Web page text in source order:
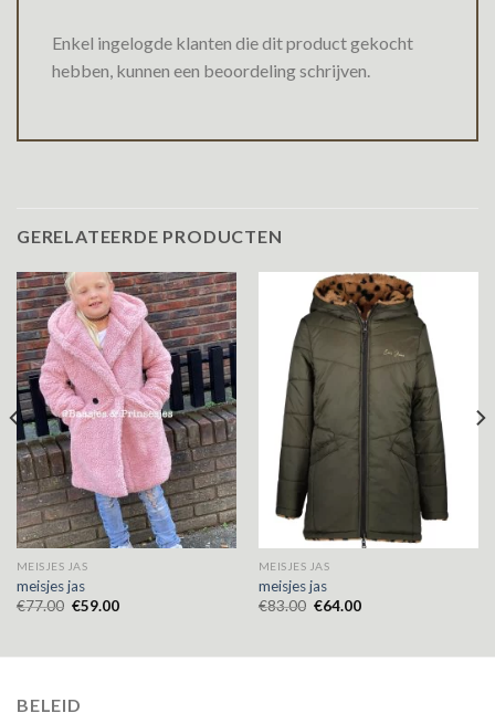
Enkel ingelogde klanten die dit product gekocht
hebben, kunnen een beoordeling schrijven.
GERELATEERDE PRODUCTEN
MEISJES JAS
meisjes jas
€77.00 €59.00
MEISJES JAS
meisjes jas
€83.00 €64.00
BELEID